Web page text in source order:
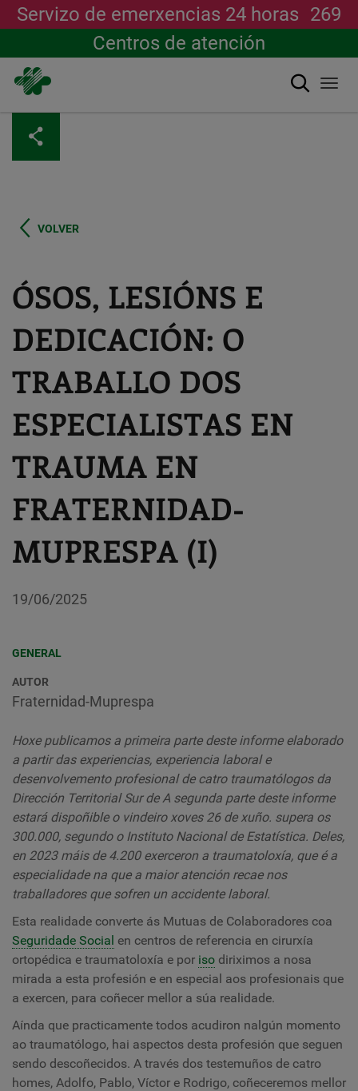
contido
principal
Servizo de emerxencias 24 horas 269
Centros de atención
Buscar
VOLVER
ÓSOS, LESIÓNS E
DEDICACIÓN: O
TRABALLO DOS
ESPECIALISTAS EN
TRAUMA EN
FRATERNIDAD-
MUPRESPA (I)
19/06/2025
GENERAL
AUTOR
Fraternidad-Muprespa
Hoxe publicamos a primeira parte deste informe elaborado
a partir das experiencias, experiencia laboral e
desenvolvemento profesional de catro traumatólogos da
Dirección Territorial Sur de A segunda parte deste informe
estará dispoñible o vindeiro xoves 26 de xuño. supera os
300.000, segundo o Instituto Nacional de Estatística. Deles,
en 2023 máis de 4.200 exerceron a traumatoloxía, que é a
especialidade na que a maior atención recae nos
traballadores que sofren un accidente laboral.
Esta realidade converte ás Mutuas de Colaboradores coa
Seguridade Social en centros de referencia en cirurxía
ortopédica e traumatoloxía e por iso diriximos a nosa
mirada a esta profesión e en especial aos profesionais que
a exercen, para coñecer mellor a súa realidade.
Aínda que practicamente todos acudiron nalgún momento
ao traumatólogo, hai aspectos desta profesión que seguen
sendo descoñecidos. A través dos testemuños de catro
homes, Adolfo, Pablo, Víctor e Rodrigo, coñeceremos mellor